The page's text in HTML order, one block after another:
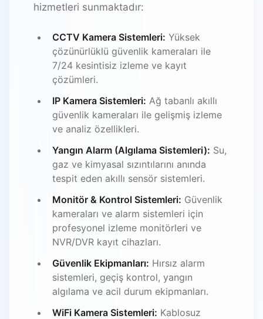
hizmetleri sunmaktadır:
CCTV Kamera Sistemleri: Yüksek
çözünürlüklü güvenlik kameraları ile
7/24 kesintisiz izleme ve kayıt
çözümleri.
IP Kamera Sistemleri: Ağ tabanlı akıllı
güvenlik kameraları ile gelişmiş izleme
ve analiz özellikleri.
Yangın Alarm (Algılama Sistemleri): Su,
gaz ve kimyasal sızıntılarını anında
tespit eden akıllı sensör sistemleri.
Monitör & Kontrol Sistemleri: Güvenlik
kameraları ve alarm sistemleri için
profesyonel izleme monitörleri ve
NVR/DVR kayıt cihazları.
Güvenlik Ekipmanları: Hırsız alarm
sistemleri, geçiş kontrol, yangın
algılama ve acil durum ekipmanları.
WiFi Kamera Sistemleri: Kablosuz